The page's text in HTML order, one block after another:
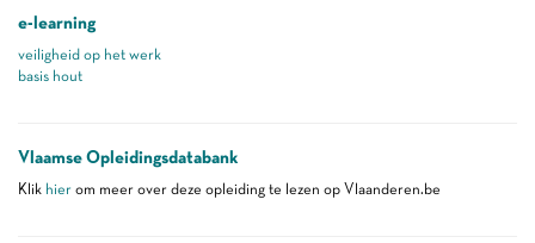
e-learning
veiligheid op het werk
basis hout
Vlaamse Opleidingsdatabank
Klik hier om meer over deze opleiding te lezen op Vlaanderen.be